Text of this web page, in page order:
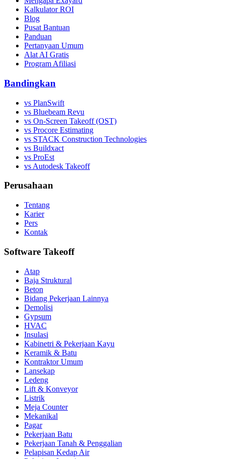
Kalkulator ROI
Blog
Pusat Bantuan
Panduan
Pertanyaan Umum
Alat AI Gratis
Program Afiliasi
Bandingkan
vs PlanSwift
vs Bluebeam Revu
vs On-Screen Takeoff (OST)
vs Procore Estimating
vs STACK Construction Technologies
vs Buildxact
vs ProEst
vs Autodesk Takeoff
Perusahaan
Tentang
Karier
Pers
Kontak
Software Takeoff
Atap
Baja Struktural
Beton
Bidang Pekerjaan Lainnya
Demolisi
Gypsum
HVAC
Insulasi
Kabinetri & Pekerjaan Kayu
Keramik & Batu
Kontraktor Umum
Lansekap
Ledeng
Lift & Konveyor
Listrik
Meja Counter
Mekanikal
Pagar
Pekerjaan Batu
Pekerjaan Tanah & Penggalian
Pelapisan Kedap Air